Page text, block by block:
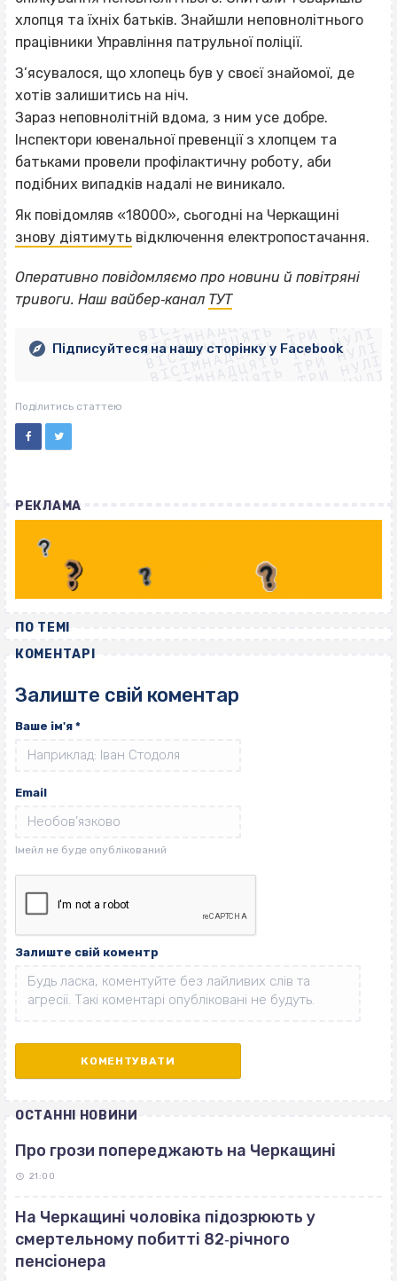
хлопця та їхніх батьків. Знайшли неповнолітнього
працівники Управління патрульної поліції.
З’ясувалося, що хлопець був у своєї знайомої, де
хотів залишитись на ніч.
Зараз неповнолітній вдома, з ним усе добре.
Інспектори ювенальної превенції з хлопцем та
батьками провели профілактичну роботу, аби
подібних випадків надалі не виникало.
Як повідомляв «18000», сьогодні на Черкащині
знову діятимуть відключення електропостачання.
Оперативно повідомляємо про новини й повітряні
тривоги. Наш вайбер‐канал ТУТ
ВІСІМНАДЦЯТЬ ТРИ НУЛІ
ВІСІМНАДЦЯТЬ ТРИ НУЛІ
ВІСІМНАДЦЯТЬ ТРИ НУЛІ
ВІСІМНАДЦЯТЬ ТРИ НУЛІ
ВІСІМНАДЦЯТЬ ТРИ НУЛІ
ВІСІМНАДЦЯТЬ ТРИ НУЛІ
ВІСІМНАДЦЯТЬ ТРИ НУЛІ
ВІСІМНАДЦЯТЬ ТРИ НУЛІ
Підписуйтеся на нашу сторінку у Facebook
Поділитись статтею
РЕКЛАМА
ПО ТЕМІ
КОМЕНТАРІ
Залиште свій коментар
Ваше ім'я *
Email
Залиште свій коментр
ОСТАННІ НОВИНИ
Про грози попереджають на Черкащині
21:00
На Черкащині чоловіка підозрюють у
смертельному побитті 82‐річного
пенсіонера